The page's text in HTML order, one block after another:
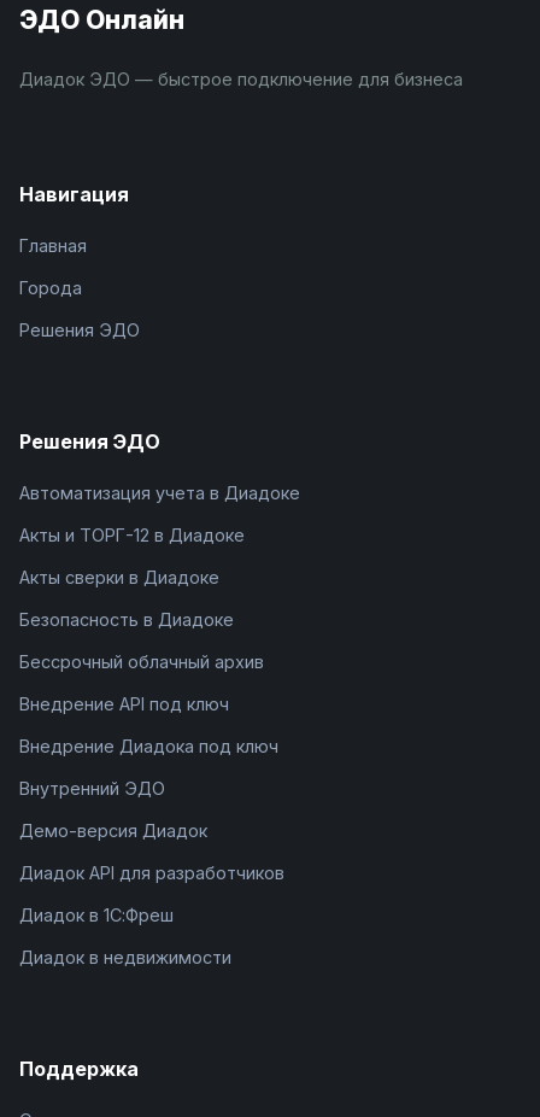
ЭДО Онлайн
Диадок ЭДО — быстрое подключение для бизнеса
Навигация
Главная
Города
Решения ЭДО
Решения ЭДО
Автоматизация учета в Диадоке
Акты и ТОРГ-12 в Диадоке
Акты сверки в Диадоке
Безопасность в Диадоке
Бессрочный облачный архив
Внедрение API под ключ
Внедрение Диадока под ключ
Внутренний ЭДО
Демо-версия Диадок
Диадок API для разработчиков
Диадок в 1С:Фреш
Диадок в недвижимости
Поддержка